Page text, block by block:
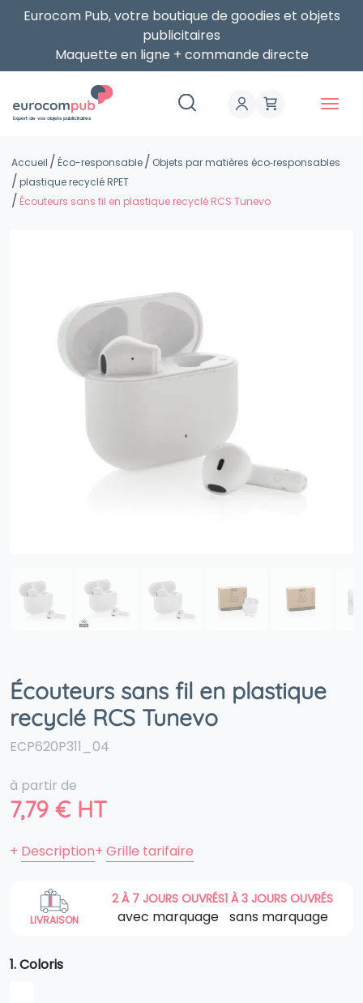
Eurocom Pub, votre boutique de goodies et objets
publicitaires
Maquette en ligne + commande directe
Expert de vos objets publicitaires
Accueil Éco-responsable
Objets par matières éco‑responsables
plastique recyclé RPET
Écouteurs sans fil en plastique recyclé RCS Tunevo
Écouteurs sans fil en plastique
recyclé RCS Tunevo
ECP620P311_04
à partir de
7,79 € HT
+ Description+ Grille tarifaire
LIVRAISON
2 À 7 JOURS OUVRÉS
avec marquage
1 À 3 JOURS OUVRÉS
sans marquage
1. Coloris